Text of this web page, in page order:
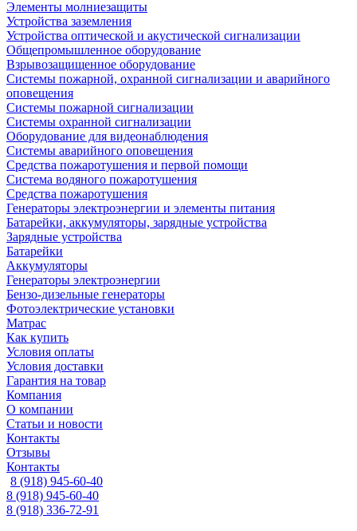
Элементы молниезащиты
Устройства заземления
Устройства оптической и акустической сигнализации
Общепромышленное оборудование
Взрывозащищенное оборудование
Системы пожарной, охранной сигнализации и аварийного
оповещения
Системы пожарной сигнализации
Системы охранной сигнализации
Оборудование для видеонаблюдения
Системы аварийного оповещения
Средства пожаротушения и первой помощи
Система водяного пожаротушения
Средства пожаротушения
Генераторы электроэнергии и элементы питания
Батарейки, аккумуляторы, зарядные устройства
Зарядные устройства
Батарейки
Аккумуляторы
Генераторы электроэнергии
Бензо-дизельные генераторы
Фотоэлектрические установки
Матрас
Как купить
Условия оплаты
Условия доставки
Гарантия на товар
Компания
О компании
Статьи и новости
Контакты
Отзывы
Контакты
8 (918) 945-60-40
8 (918) 945-60-40
8 (918) 336-72-91